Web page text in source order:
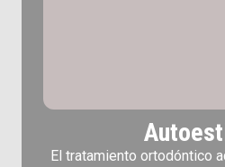
El tratamiento ortodóntico